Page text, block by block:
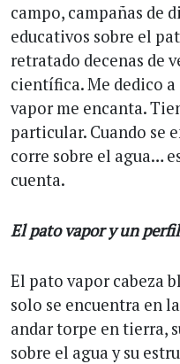
campo, campañas de
educativos sobre el
retratado decenas de
científica. Me dedico
vapor me encanta.
particular. Cuando se
corre sobre el agua…
cuenta.
El pato vapor y un
El pato vapor cabeza
solo se encuentra en
andar torpe en tierra,
sobre el agua y su